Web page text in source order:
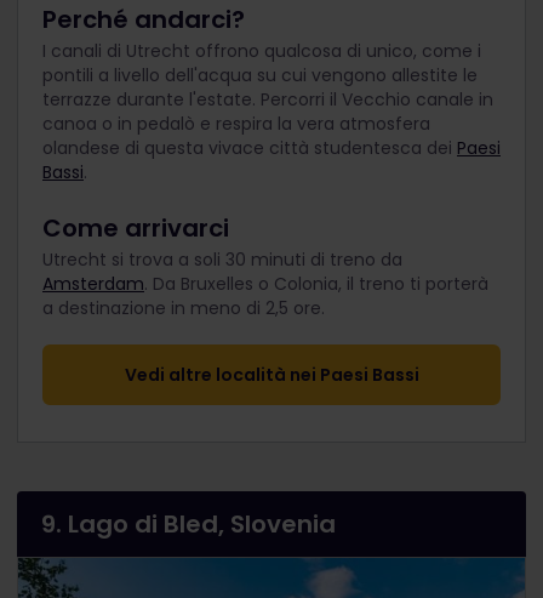
Perché andarci?
I canali di Utrecht offrono qualcosa di unico, come i
pontili a livello dell'acqua su cui vengono allestite le
terrazze durante l'estate. Percorri il Vecchio canale in
canoa o in pedalò e respira la vera atmosfera
olandese di questa vivace città studentesca dei Paesi
Bassi.
Come arrivarci
Utrecht si trova a soli 30 minuti di treno da
Amsterdam. Da Bruxelles o Colonia, il treno ti porterà
a destinazione in meno di 2,5 ore.
Vedi altre località nei Paesi Bassi
9. Lago di Bled, Slovenia